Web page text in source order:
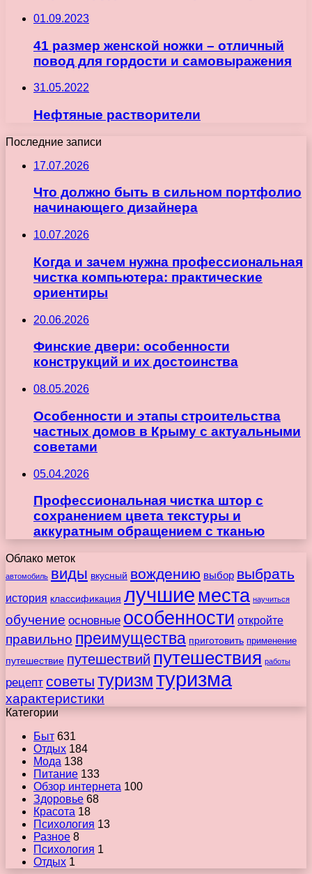
01.09.2023
41 размер женской ножки – отличный
повод для гордости и самовыражения
31.05.2022
Нефтяные растворители
Последние записи
17.07.2026
Что должно быть в сильном портфолио
начинающего дизайнера
10.07.2026
Когда и зачем нужна профессиональная
чистка компьютера: практические
ориентиры
20.06.2026
Финские двери: особенности
конструкций и их достоинства
08.05.2026
Особенности и этапы строительства
частных домов в Крыму с актуальными
советами
05.04.2026
Профессиональная чистка штор с
сохранением цвета текстуры и
аккуратным обращением с тканью
Облако меток
автомобиль виды вкусный вождению выбор выбрать
история классификация лучшиеместа научиться
обучение основные особенности откройте
правильно преимущества приготовить применение
путешествие путешествий путешествия работы
рецепт советы туризмтуризма
характеристики
Категории
Быт 631
Отдых 184
Мода 138
Питание 133
Обзор интернета 100
Здоровье 68
Красота 18
Психология 13
Разное 8
Психология 1
Отдых 1